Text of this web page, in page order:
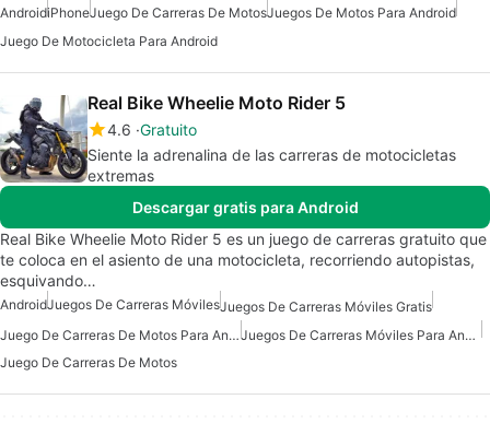
AndroidiPhoneJuego De Carreras De MotosJuegos De Motos Para Android
Juego De Motocicleta Para Android
Real Bike Wheelie Moto Rider 5
4.6 Gratuito
Siente la adrenalina de las carreras de motocicletas
extremas
Descargar gratis para Android
Real Bike Wheelie Moto Rider 5 es un juego de carreras gratuito que
te coloca en el asiento de una motocicleta, recorriendo autopistas,
esquivando…
AndroidJuegos De Carreras MóvilesJuegos De Carreras Móviles Gratis
Juego De Carreras De Motos Para Android
Juegos De Carreras Móviles Para Android
Juego De Carreras De Motos